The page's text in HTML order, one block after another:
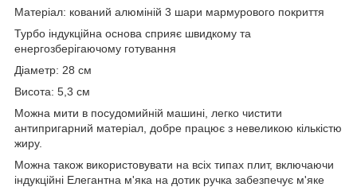
Матеріал: кований алюміній 3 шари мармурового покриття
Турбо індукційна основа сприяє швидкому та
енергозберігаючому готування
Діаметр: 28 см
Висота: 5,3 см
Можна мити в посудомийній машині, легко чистити
антипригарний матеріал, добре працює з невеликою кількістю
жиру.
Можна також використовувати на всіх типах плит, включаючи
індукційні Елегантна м'яка на дотик ручка забезпечує м'яке